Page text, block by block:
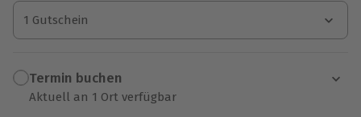
1 Gutschein
1 Gutschein
1 Gutschein
Termin buchen
Aktuell an 1 Ort verfügbar